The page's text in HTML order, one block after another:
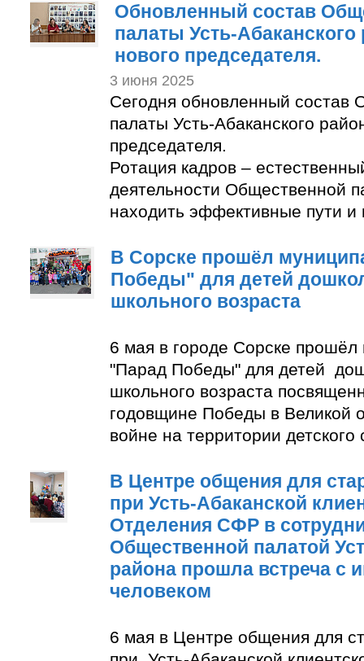
Обновленный состав
палаты Усть-
нового председателя.
3 июня 2025
Сегодня обновленный состав
палаты Усть-Абаканского
председателя.
Ротация кадров –
деятельности Общественной
находить эффективные пути
В Сорске прошёл
Победы" для детей
школьного возраста
6 мая в городе Сорске
"Парад Победы" для детей
школьного возраста
годовщине Победы в Великой
войне на территории
В Центре общения для
при Усть-Абаканской
Отделения СФР в
Общественной палатой
района прошла встреча с
человеком
6 мая в Центре общения для